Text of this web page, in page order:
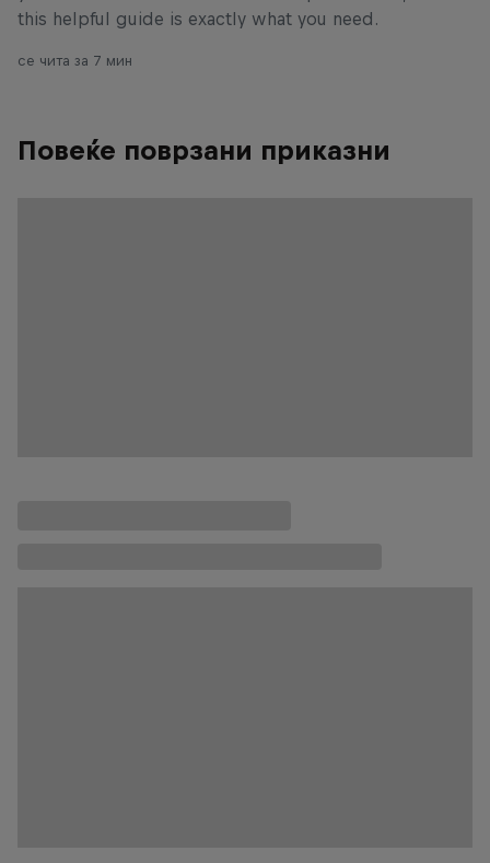
this helpful guide is exactly what you need.
се чита за 7 мин
Повеќе поврзани приказни